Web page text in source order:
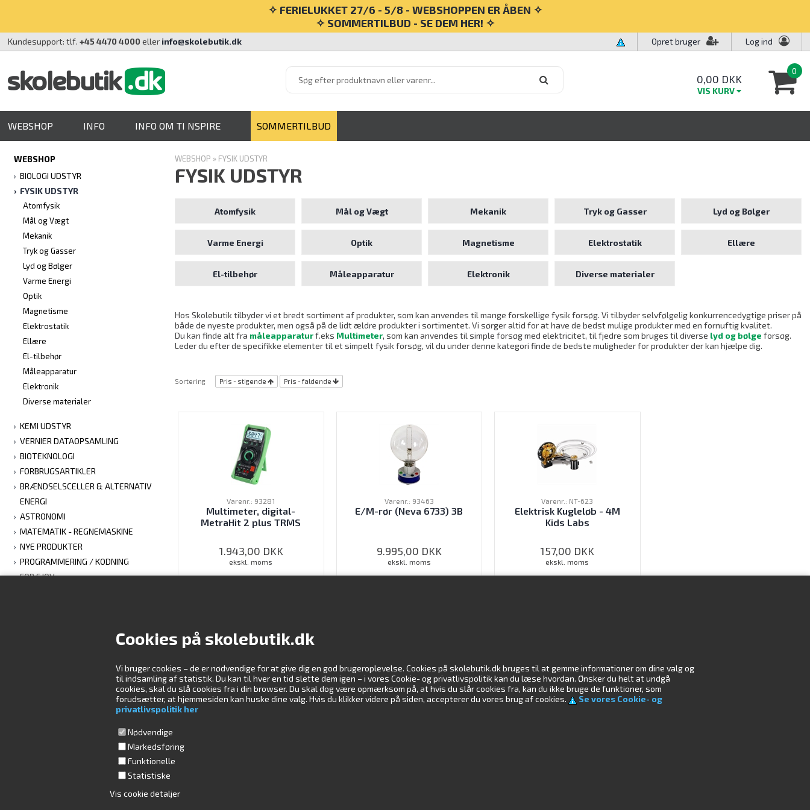
Cookies på skolebutik.dk
Vi bruger cookies – de er nødvendige for at give dig en god brugeroplevelse. Cookies på skolebutik.dk bruges til at gemme informationer om dine valg og
til indsamling af statistik. Du kan til hver en tid slette dem igen – i vores Cookie- og privatlivspolitik kan du læse hvordan. Ønsker du helt at undgå
cookies, skal du slå cookies fra i din browser. Du skal dog være opmærksom på, at hvis du slår cookies fra, kan du ikke bruge de funktioner, som
forudsætter, at hjemmesiden kan huske dine valg. Hvis du klikker videre på siden, accepterer du vores brug af cookies.
Se vores Cookie- og
privatlivspolitik her
Nødvendige
Markedsføring
Funktionelle
Statistiske
Vis cookie detaljer
✧ FERIELUKKET 27/6 - 5/8 - WEBSHOPPEN ER ÅBEN ✧
✧ SOMMERTILBUD - SE DEM HER! ✧
Kundesupport: tlf.+45 4470 4000 eller info@skolebutik.dk Opret bruger Log ind
0,00 DKK
VIS KURV
0
WEBSHOP INFO INFO OM TI NSPIRE SOMMERTILBUD
WEBSHOP
BIOLOGI UDSTYR
FYSIK UDSTYR
Atomfysik
Mål og Vægt
Mekanik
Tryk og Gasser
Lyd og Bølger
Varme Energi
Optik
Magnetisme
Elektrostatik
Ellære
El-tilbehør
Måleapparatur
Elektronik
Diverse materialer
KEMI UDSTYR
VERNIER DATAOPSAMLING
BIOTEKNOLOGI
FORBRUGSARTIKLER
BRÆNDSELSCELLER & ALTERNATIV
ENERGI
ASTRONOMI
MATEMATIK - REGNEMASKINE
NYE PRODUKTER
PROGRAMMERING / KODNING
FOR SJOV
WEBSHOP » FYSIK UDSTYR
FYSIK UDSTYR
Atomfysik Mål og Vægt Mekanik Tryk og Gasser Lyd og Bølger
Varme Energi Optik Magnetisme Elektrostatik Ellære
El-tilbehør Måleapparatur Elektronik Diverse materialer
Hos Skolebutik tilbyder vi et bredt sortiment af produkter, som kan anvendes til mange forskellige fysik forsøg. Vi tilbyder selvfølgelig konkurrencedygtige priser på
både de nyeste produkter, men også på de lidt ældre produkter i sortimentet. Vi sørger altid for at have de bedst mulige produkter med en fornuftig kvalitet.
Du kan finde alt fra måleapparaturf.eks Multimeter, som kan anvendes til simple forsøg med elektricitet, til fjedre som bruges til diverse lyd og bølgeforsøg.
Leder du efter de specifikke elementer til et simpelt fysik forsøg, vil du under denne kategori finde de bedste muligheder for produkter der kan hjælpe dig.
Sortering Pris - stigende Pris - faldende
Varenr.: 93281
Multimeter, digital-
MetraHit 2 plus TRMS
1.943,00 DKK
ekskl. moms
Varenr.: 93463
E/M-rør (Neva 6733) 3B
9.995,00 DKK
ekskl. moms
Varenr.: NT-623
Elektrisk Kugleløb - 4M
Kids Labs
157,00 DKK
ekskl. moms
Åbningstider
Mandag
09:00-16:00
Onsdag
Torsdag
Fredag
Information
Kundeservice
Vi støtter Miljø